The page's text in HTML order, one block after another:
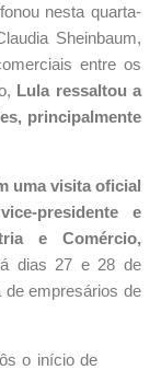
nesta quarta-
Sheinbaum,
entre os
Lula ressaltou a
principalmente
uma visita oficial
presidente e
e Comércio,
dias 27 e 28 de
empresários de
o início de